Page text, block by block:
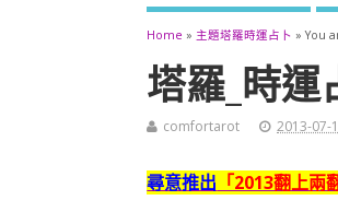
Home » 主題塔羅時運占卜 » You
塔羅_時
comfortarot 2013-07-
尋意推出 「2013翻上兩